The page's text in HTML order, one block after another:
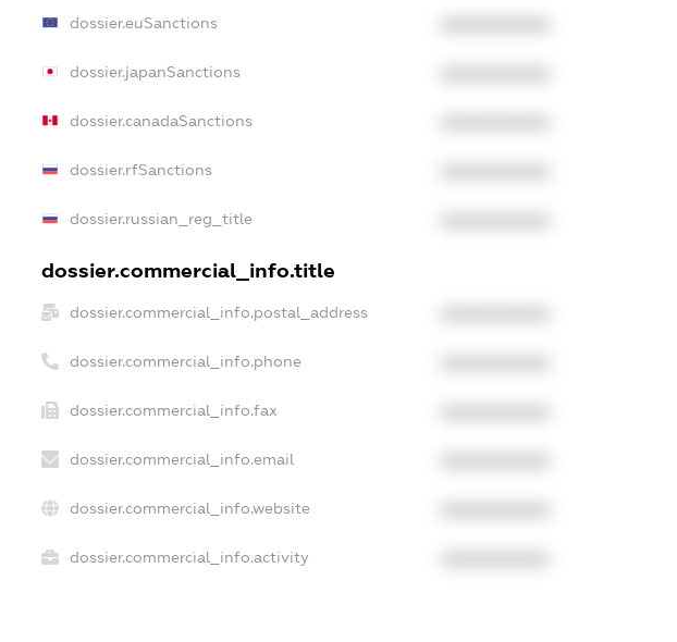
dossier.euSanctions
dossier.japanSanctions
dossier.canadaSanctions
dossier.rfSanctions
dossier.russian_reg_title
dossier.commercial_info.title
dossier.commercial_info.postal_address
dossier.commercial_info.phone
dossier.commercial_info.fax
dossier.commercial_info.email
dossier.commercial_info.website
dossier.commercial_info.activity